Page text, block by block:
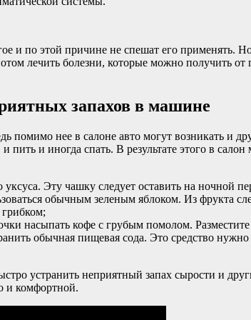
и по этой причине не спешат его применять.
лечить болезни, которые можно получить
запахов в машине
помимо нее в салоне авто могут возникать и
и иногда спать. В результате этого в
Эту чашку следует оставить на ночной
обычным зеленым яблоком. Из фрукта
насыпать кофе с грубым помолом. Разместите
обычная пищевая сода. Это средство
устранить неприятный запах сырости и
и комфортной.